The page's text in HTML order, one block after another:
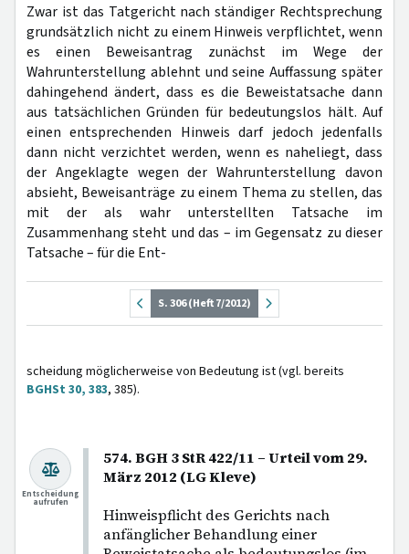
Zwar ist das Tatgericht nach ständiger Rechtsprechung
grundsätzlich nicht zu einem Hinweis verpflichtet, wenn
es einen Beweisantrag zunächst im Wege der
Wahrunterstellung ablehnt und seine Auffassung später
dahingehend ändert, dass es die Beweistatsache dann
aus tatsächlichen Gründen für bedeutungslos hält. Auf
einen entsprechenden Hinweis darf jedoch jedenfalls
dann nicht verzichtet werden, wenn es naheliegt, dass
der Angeklagte wegen der Wahrunterstellung davon
absieht, Beweisanträge zu einem Thema zu stellen, das
mit der als wahr unterstellten Tatsache im
Zusammenhang steht und das – im Gegensatz zu dieser
Tatsache – für die Ent-
S. 306 (Heft 7/2012)
scheidung möglicherweise von Bedeutung ist (vgl. bereits
BGHSt 30, 383, 385).
574. BGH 3 StR 422/11 – Urteil vom 29.
März 2012 (LG Kleve)
Hinweispflicht des Gerichts nach
anfänglicher Behandlung einer
Entscheidung
aufrufen